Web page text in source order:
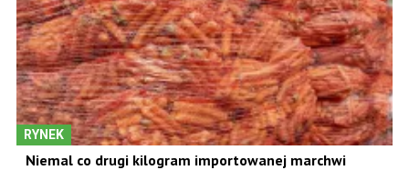
RYNEK
Niemal co drugi kilogram importowanej marchwi